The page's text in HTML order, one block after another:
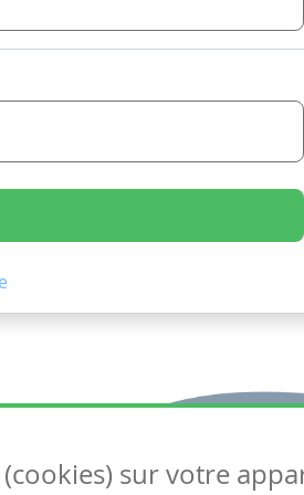
Suivez-nous
sur votre